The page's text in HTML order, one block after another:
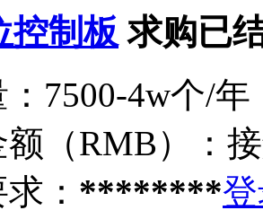
控制板 求购已
7500-4w个/年
（RMB）：
： ********